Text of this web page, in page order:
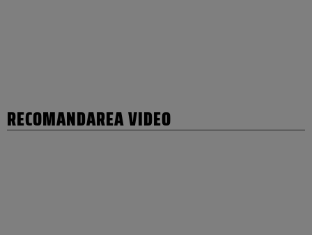
RECOMANDAREA VIDEO